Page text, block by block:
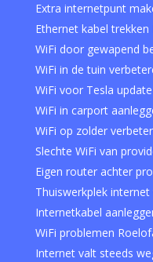
Extra internetpunt
Ethernet kabel
WiFi door gewapend
WiFi in de tuin
WiFi voor Tesla
WiFi in carport
WiFi op zolder
Slechte WiFi van
Eigen router achter
Thuiswerkplek
Internetkabel
WiFi problemen
Internet valt steeds